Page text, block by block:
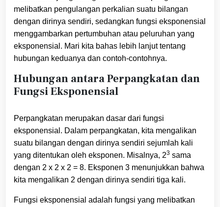
melibatkan pengulangan perkalian suatu bilangan
dengan dirinya sendiri, sedangkan fungsi eksponensial
menggambarkan pertumbuhan atau peluruhan yang
eksponensial. Mari kita bahas lebih lanjut tentang
hubungan keduanya dan contoh-contohnya.
Hubungan antara Perpangkatan dan
Fungsi Eksponensial
Perpangkatan merupakan dasar dari fungsi
eksponensial. Dalam perpangkatan, kita mengalikan
suatu bilangan dengan dirinya sendiri sejumlah kali
yang ditentukan oleh eksponen. Misalnya, 23 sama
dengan 2 x 2 x 2 = 8. Eksponen 3 menunjukkan bahwa
kita mengalikan 2 dengan dirinya sendiri tiga kali.
Fungsi eksponensial adalah fungsi yang melibatkan